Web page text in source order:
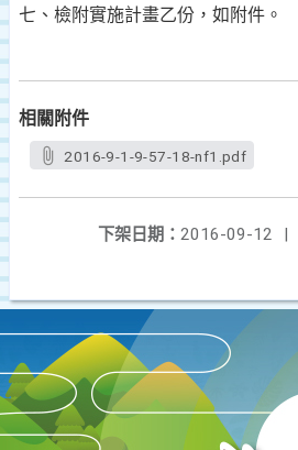
七、檢附實施計畫乙份，如附件。
相關附件
2016-9-1-9-57-18-nf1.pdf
下架日期： 2016-09-12
|